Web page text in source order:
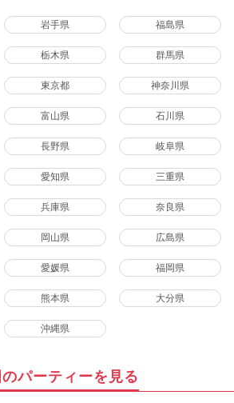
岩手県 福島県
栃木県 群馬県
東京都 神奈川県
富山県 石川県
長野県 岐阜県
愛知県 三重県
兵庫県 奈良県
岡山県 広島県
愛媛県 福岡県
熊本県 大分県
沖縄県
パーティーを見る